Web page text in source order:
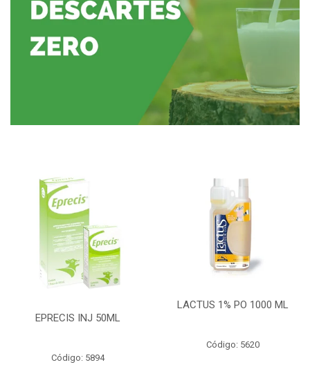
EPRECIS INJ 50ML
Código: 5894
LACTUS 1% PO 1000 ML
Código: 5620